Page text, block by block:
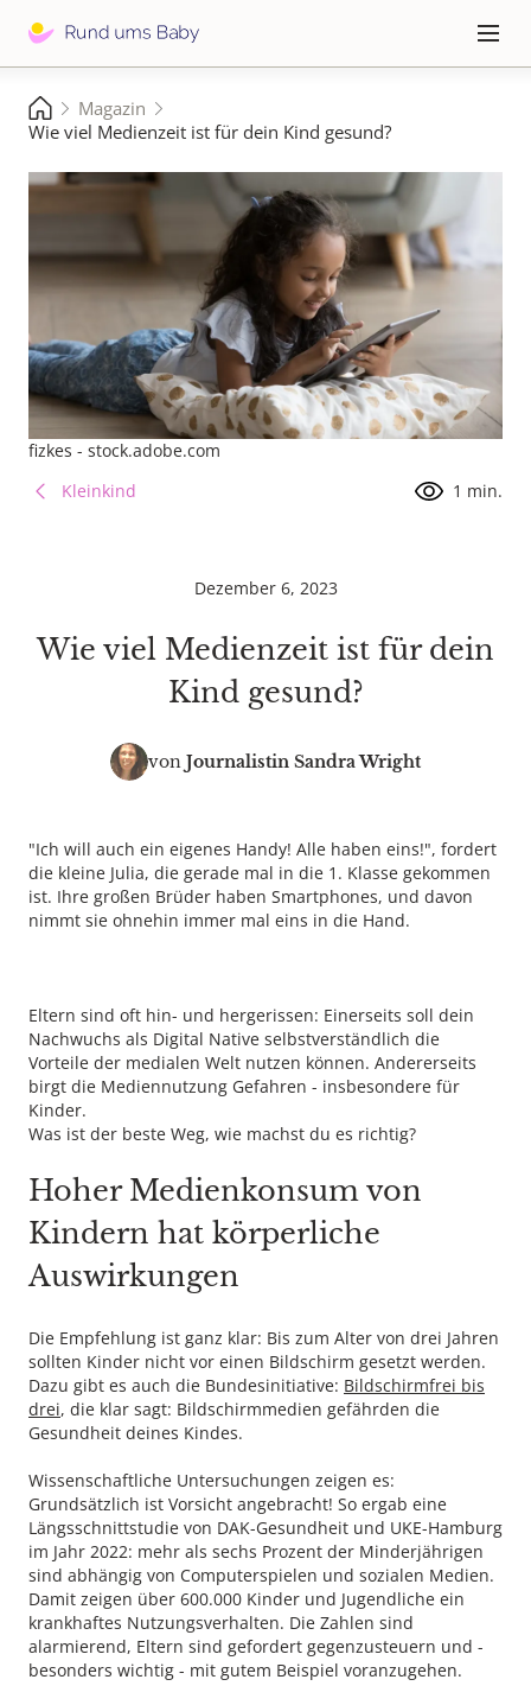
zum
≡
Pfadnavigation
StartseiteMagazin
Wie viel Medienzeit ist für dein Kind gesund?
fizkes - stock.adobe.com
Kleinkind
1 min.
Dezember 6, 2023
Wie viel Medienzeit ist für dein
Kind gesund?
von Journalistin Sandra Wright
"Ich will auch ein eigenes Handy! Alle haben eins!", fordert
die kleine Julia, die gerade mal in die 1. Klasse gekommen
ist. Ihre großen Brüder haben Smartphones, und davon
nimmt sie ohnehin immer mal eins in die Hand.
Eltern sind oft hin- und hergerissen: Einerseits soll dein
Nachwuchs als Digital Native selbstverständlich die
Vorteile der medialen Welt nutzen können. Andererseits
birgt die Mediennutzung Gefahren - insbesondere für
Kinder.
Was ist der beste Weg, wie machst du es richtig?
Hoher Medienkonsum von
Kindern hat körperliche
Auswirkungen
Die Empfehlung ist ganz klar: Bis zum Alter von drei Jahren
sollten Kinder nicht vor einen Bildschirm gesetzt werden.
Dazu gibt es auch die Bundesinitiative: Bildschirmfrei bis
drei, die klar sagt: Bildschirmmedien gefährden die
Gesundheit deines Kindes.
Wissenschaftliche Untersuchungen zeigen es:
Grundsätzlich ist Vorsicht angebracht! So ergab eine
Längsschnittstudie von DAK-Gesundheit und UKE-Hamburg
im Jahr 2022: mehr als sechs Prozent der Minderjährigen
sind abhängig von Computerspielen und sozialen Medien.
Damit zeigen über 600.000 Kinder und Jugendliche ein
krankhaftes Nutzungsverhalten. Die Zahlen sind
alarmierend, Eltern sind gefordert gegenzusteuern und -
besonders wichtig - mit gutem Beispiel voranzugehen.